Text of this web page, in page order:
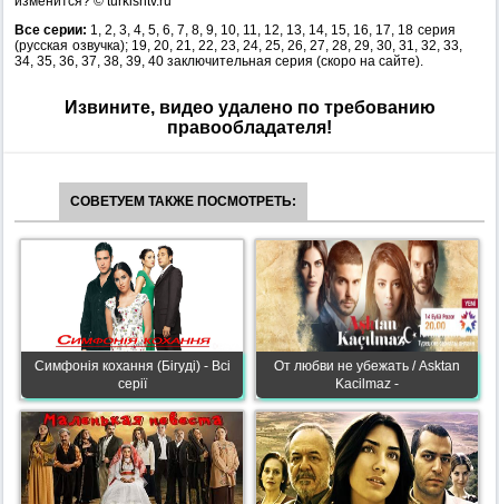
Все серии: 1, 2, 3, 4, 5, 6, 7, 8, 9, 10, 11, 12, 13, 14, 15, 16, 17, 18 серия
(русская озвучка); 19, 20, 21, 22, 23, 24, 25, 26, 27, 28, 29, 30, 31, 32, 33,
34, 35, 36, 37, 38, 39, 40 заключительная серия (скоро на сайте).
Извините, видео удалено по требованию
правообладателя!
СОВЕТУЕМ ТАКЖЕ ПОСМОТРЕТЬ:
Симфонія кохання (Бігуді) - Всі
серії
От любви не убежать / Asktan
Kacilmaz -